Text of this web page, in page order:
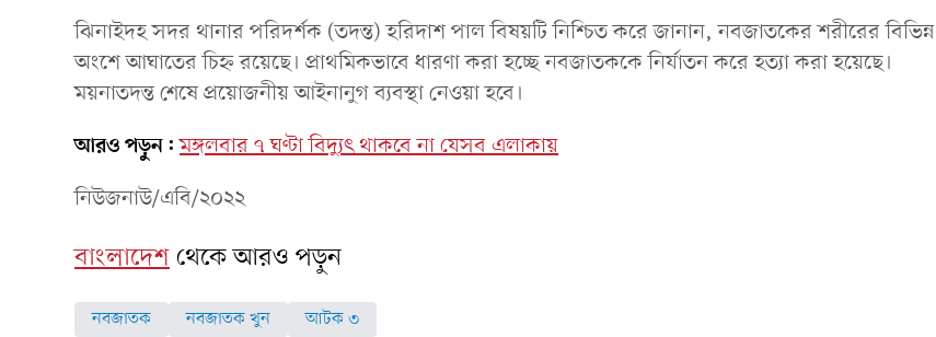
ঝিনাইদহ সদর থানার পরিদর্শক (তদন্ত) হরিদাশ পাল বিষয়টি নিশ্চিত করে জানান, নবজাতকের শরীরের বিভিন্ন
অংশে আঘাতের চিহ্ন রয়েছে। প্রাথমিকভাবে ধারণা করা হচ্ছে নবজাতককে নির্যাতন করে হত্যা করা হয়েছে।
ময়নাতদন্ত শেষে প্রয়োজনীয় আইনানুগ ব্যবস্থা নেওয়া হবে।
আরও পড়ুন: মঙ্গলবার ৭ ঘণ্টা বিদ্যুৎ থাকবে না যেসব এলাকায়
নিউজনাউ/এবি/২০২২
বাংলাদেশথেকে আরও পড়ুন
নবজাতক নবজাতক খুন আটক ৩